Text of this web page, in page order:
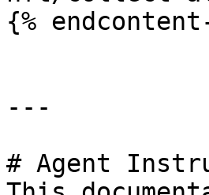
{%
---
# Agent